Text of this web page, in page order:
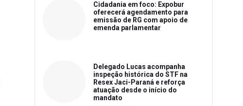
Cidadania em foco: Expobur
oferecerá agendamento para
emissão de RG com apoio de
emenda parlamentar
Delegado Lucas acompanha
inspeção histórica do STF na
Resex Jaci-Paraná e reforça
atuação desde o início do
mandato